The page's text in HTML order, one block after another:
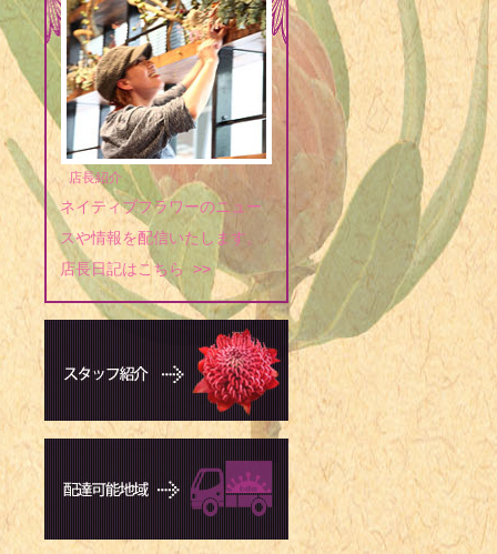
スケート選手
1974年 - フ
1974年 - 久
1974年 - 松
1975年 - デ
ーガー
1975年 - 横
1977年 - イ
1977年 - 窪
1979年 - ロ
パーク）
1979年 - 江
1979年 - 久
1979年 - 須
1979年 - オ
店長紹介
ネイティブフラワーのニュー
スや情報を配信いたします。
店長日記はこちら >>